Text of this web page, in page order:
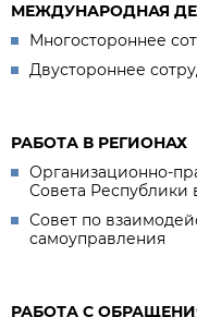
МЕЖДУНАРОДНАЯ
Многостороннее
Двустороннее
РАБОТА В РЕГИОНАХ
Организационно-
Совета Республики
Совет по
самоуправления
РАБОТА С